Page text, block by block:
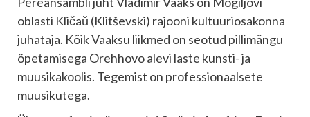
oblasti Kličaŭ (Klitševski) rajooni kultuuriosakonna
juhataja. Kõik Vaaksu liikmed on seotud pillimängu
õpetamisega Orehhovo alevi laste kunsti- ja
muusikakoolis. Tegemist on professionaalsete
muusikutega.